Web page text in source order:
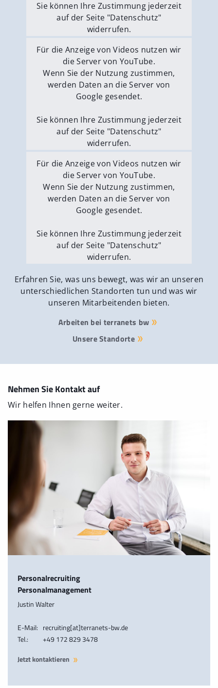
Sie können Ihre Zustimmung jederzeit
auf der Seite "Datenschutz"
widerrufen.
Externe Medien erlauben
Für die Anzeige von Videos nutzen wir
die Server von YouTube.
Wenn Sie der Nutzung zustimmen,
werden Daten an die Server von
Google gesendet.
Sie können Ihre Zustimmung jederzeit
auf der Seite "Datenschutz"
widerrufen.
Externe Medien erlauben
Für die Anzeige von Videos nutzen wir
die Server von YouTube.
Wenn Sie der Nutzung zustimmen,
werden Daten an die Server von
Google gesendet.
Sie können Ihre Zustimmung jederzeit
auf der Seite "Datenschutz"
widerrufen.
Externe Medien erlauben
Erfahren Sie, was uns bewegt, was wir an unseren
unterschiedlichen Standorten tun und was wir
unseren Mitarbeitenden bieten.
Arbeiten bei terranets bw
Unsere Standorte
Nehmen Sie Kontakt auf
Wir helfen Ihnen gerne weiter.
Personalrecruiting
Personalmanagement
Justin Walter
E-Mail: recruiting[at]terranets-bw.de
Tel.:
+49 172 829 3478
Jetzt kontaktieren